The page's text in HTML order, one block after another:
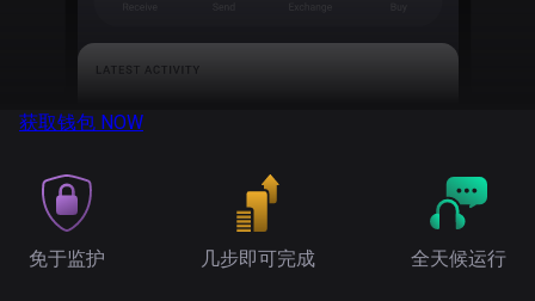
获取钱包 NOW
免于监护 几步即可完成 全天候运行